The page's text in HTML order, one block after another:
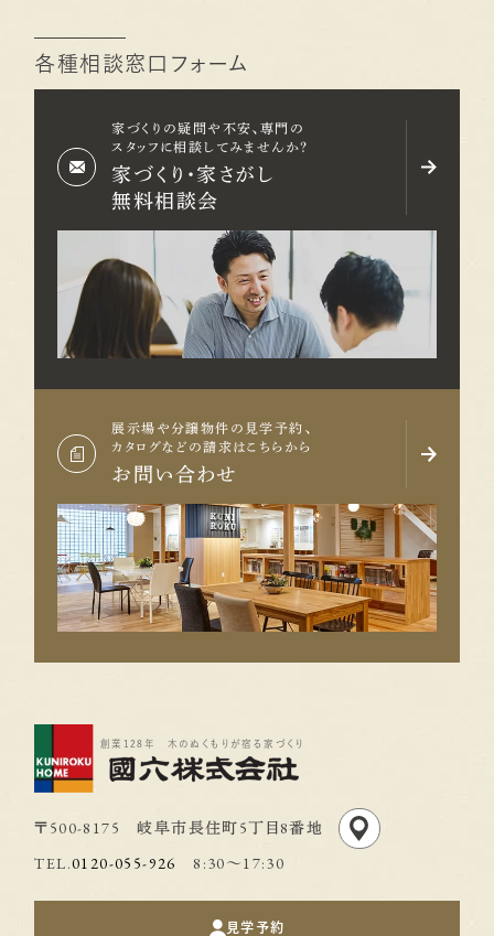
各種相談窓口フォーム
家づくりの疑問や不安、専門の
スタッフに相談してみませんか？
家づくり・家さがし
無料相談会
展示場や分譲物件の見学予約、
カタログなどの請求はこちらから
お問い合わせ
創業128年 木のぬくもりが宿る家づくり
〒500-8175 岐阜市長住町5丁目8番地
TEL.0120-055-926 8:30〜17:30
見学予約